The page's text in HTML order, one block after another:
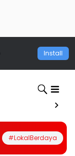
Install
#LokalBerdaya